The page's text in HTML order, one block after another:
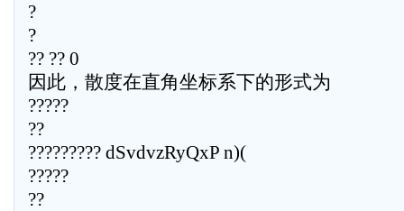
?
?
?? ?? 0
因此，散度在直角坐标系下的形式为
?????
??
????????? dSvdvzRyQxP n)(
?????
??